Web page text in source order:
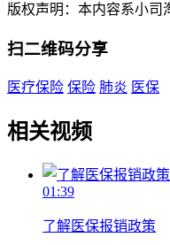
版权声明：本内容系小
扫二维码分享
医疗保险 保险 肺炎 医保
相关视频
01:39
了解医保报销政策